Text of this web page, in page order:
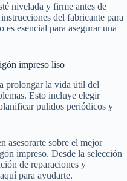
nivelada y firme antes de
del fabricante para
esencial para asegurar una
impreso liso
prolongar la vida útil del
Esto incluye elegir
pulidos periódicos y
asesorarte sobre el mejor
impreso. Desde la selección
de reparaciones y
para ayudarte.